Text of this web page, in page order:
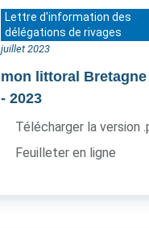
Lettre d'information des
délégations de rivages
juillet 2023
mon littoral Bretagne
- 2023
Télécharger la version
Feuilleter en ligne